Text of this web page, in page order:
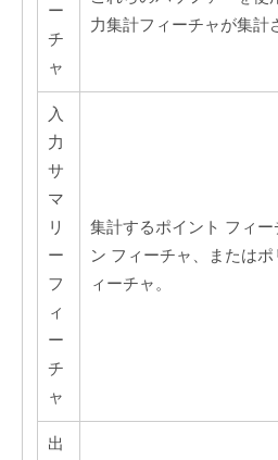
ー
チ
ャ
力集計フィーチャが集計
入
力
サ
マ
リ
ー
フ
ィ
ー
チ
ャ
集計するポイント フィー
ン フィーチャ、またはポ
ィーチャ。
出